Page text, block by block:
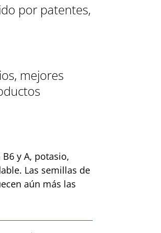
por patentes,
mejores
y A, potasio,
Las semillas de
aún más las